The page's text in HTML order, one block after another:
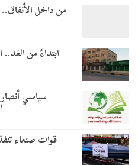
من داخل
​ابتداءً من
سياسي أنصار
قوات صنعاء